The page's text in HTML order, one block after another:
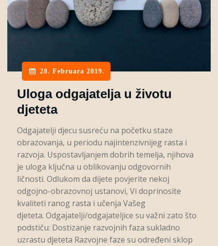
28. Februara 2019.
Uloga odgajatelja u životu
djeteta
Odgajatelji djecu susreću na početku staze
obrazovanja, u periodu najintenzivnijeg rasta i
razvoja. Uspostavljanjem dobrih temelja, njihova
je uloga ključna u oblikovanju odgovornih
ličnosti. Odlukom da dijete povjerite nekoj
odgojno-obrazovnoj ustanovi, Vi doprinosite
kvaliteti ranog rasta i učenja Vašeg
djeteta. Odgajatelji/odgajateljice su važni zato što
podstiču: Dostizanje razvojnih faza sukladno
uzrastu djeteta Razvojne faze su određeni sklop